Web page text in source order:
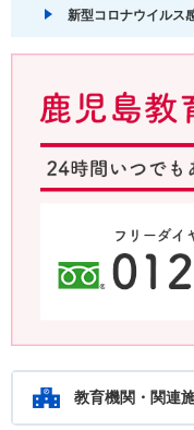
新型コロナウイルス
鹿児島教育ホットライン
ます。フリーダイヤル：
教育機関・関連